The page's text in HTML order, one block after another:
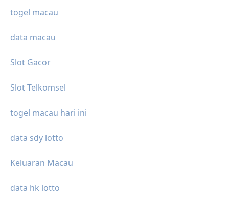
togel macau
data macau
Slot Gacor
Slot Telkomsel
togel macau hari ini
data sdy lotto
Keluaran Macau
data hk lotto